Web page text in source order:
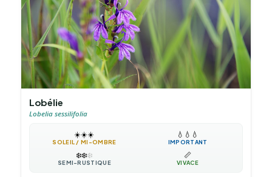
Lobélie
Lobelia sessilifolia
☀️☀️☀️
SOLEIL / MI-OMBRE
💧 💧 💧
IMPORTANT
❄️❄️❄️
SEMI-RUSTIQUE
📏
VIVACE